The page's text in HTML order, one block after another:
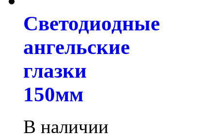
Светодиодные
ангельские
глазки
150мм
В наличии